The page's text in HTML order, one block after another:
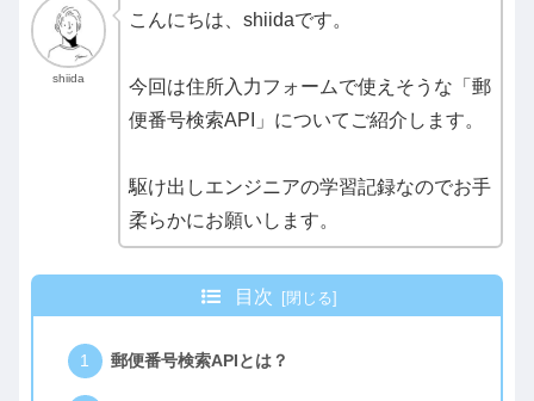
shiida
こんにちは、shiidaです。
今回は住所入力フォームで使えそうな「郵
便番号検索API」についてご紹介します。
駆け出しエンジニアの学習記録なのでお手
柔らかにお願いします。
目次
郵便番号検索APIとは？